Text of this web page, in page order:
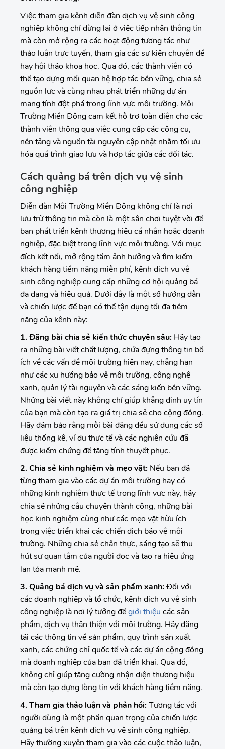
Việc tham gia kênh diễn đàn dịch vụ vệ sinh công
nghiệp không chỉ dừng lại ở việc tiếp nhận thông tin
mà còn mở rộng ra các hoạt động tương tác như
thảo luận trực tuyến, tham gia các sự kiện chuyên đề
hay hội thảo khoa học. Qua đó, các thành viên có
thể tạo dựng mối quan hệ hợp tác bền vững, chia sẻ
nguồn lực và cùng nhau phát triển những dự án
mang tính đột phá trong lĩnh vực môi trường. Môi
Trường Miền Đông cam kết hỗ trợ toàn diện cho các
thành viên thông qua việc cung cấp các công cụ,
nền tảng và nguồn tài nguyên cập nhật nhằm tối ưu
hóa quá trình giao lưu và hợp tác giữa các đối tác.
Cách quảng bá trên dịch vụ vệ sinh
công nghiệp
Diễn đàn Môi Trường Miền Đông không chỉ là nơi
lưu trữ thông tin mà còn là một sân chơi tuyệt vời để
bạn phát triển kênh thương hiệu cá nhân hoặc doanh
nghiệp, đặc biệt trong lĩnh vực môi trường. Với mục
đích kết nối, mở rộng tầm ảnh hưởng và tìm kiếm
khách hàng tiềm năng miễn phí, kênh dịch vụ vệ
sinh công nghiệp cung cấp những cơ hội quảng bá
đa dạng và hiệu quả. Dưới đây là một số hướng dẫn
và chiến lược để bạn có thể tận dụng tối đa tiềm
năng của kênh này:
1. Đăng bài chia sẻ kiến thức chuyên sâu: Hãy tạo
ra những bài viết chất lượng, chứa đựng thông tin bổ
ích về các vấn đề môi trường hiện nay, chẳng hạn
như các xu hướng bảo vệ môi trường, công nghệ
xanh, quản lý tài nguyên và các sáng kiến bền vững.
Những bài viết này không chỉ giúp khẳng định uy tín
của bạn mà còn tạo ra giá trị chia sẻ cho cộng đồng.
Hãy đảm bảo rằng mỗi bài đăng đều sử dụng các số
liệu thống kê, ví dụ thực tế và các nghiên cứu đã
được kiểm chứng để tăng tính thuyết phục.
2. Chia sẻ kinh nghiệm và mẹo vặt: Nếu bạn đã
từng tham gia vào các dự án môi trường hay có
những kinh nghiệm thực tế trong lĩnh vực này, hãy
chia sẻ những câu chuyện thành công, những bài
học kinh nghiệm cũng như các mẹo vặt hữu ích
trong việc triển khai các chiến dịch bảo vệ môi
trường. Những chia sẻ chân thực, sáng tạo sẽ thu
hút sự quan tâm của người đọc và tạo ra hiệu ứng
lan tỏa mạnh mẽ.
3. Quảng bá dịch vụ và sản phẩm xanh: Đối với
các doanh nghiệp và tổ chức, kênh dịch vụ vệ sinh
công nghiệp là nơi lý tưởng đểgiới thiệu các sản
phẩm, dịch vụ thân thiện với môi trường. Hãy đăng
tải các thông tin về sản phẩm, quy trình sản xuất
xanh, các chứng chỉ quốc tế và các dự án cộng đồng
mà doanh nghiệp của bạn đã triển khai. Qua đó,
không chỉ giúp tăng cường nhận diện thương hiệu
mà còn tạo dựng lòng tin với khách hàng tiềm năng.
4. Tham gia thảo luận và phản hồi: Tương tác với
người dùng là một phần quan trọng của chiến lược
quảng bá trên kênh dịch vụ vệ sinh công nghiệp.
Hãy thường xuyên tham gia vào các cuộc thảo luận,